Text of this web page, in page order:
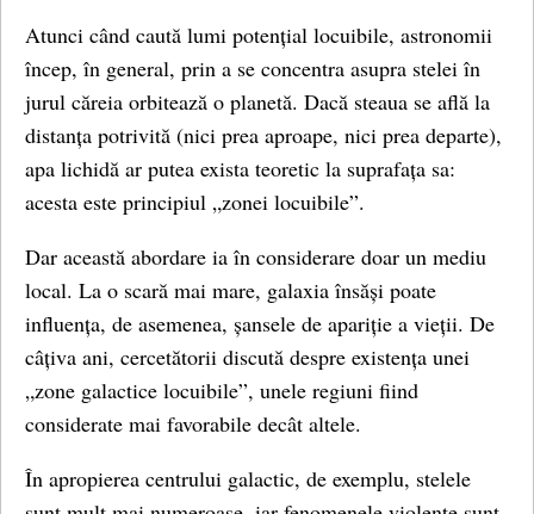
Atunci când caută lumi potențial locuibile, astronomii
încep, în general, prin a se concentra asupra stelei în
jurul căreia orbitează o planetă. Dacă steaua se află la
distanța potrivită (nici prea aproape, nici prea departe),
apa lichidă ar putea exista teoretic la suprafața sa:
acesta este principiul „zonei locuibile”.
Dar această abordare ia în considerare doar un mediu
local. La o scară mai mare, galaxia însăși poate
influența, de asemenea, șansele de apariție a vieții. De
câțiva ani, cercetătorii discută despre existența unei
„zone galactice locuibile”, unele regiuni fiind
considerate mai favorabile decât altele.
În apropierea centrului galactic, de exemplu, stelele